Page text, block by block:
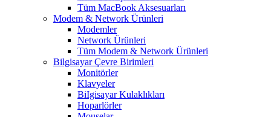
Tüm MacBook Aksesuarları
Modem & Network Ürünleri
Modemler
Network Ürünleri
Tüm Modem & Network Ürünleri
Bilgisayar Çevre Birimleri
Monitörler
Klavyeler
BiIgisayar Kulaklıkları
Hoparlörler